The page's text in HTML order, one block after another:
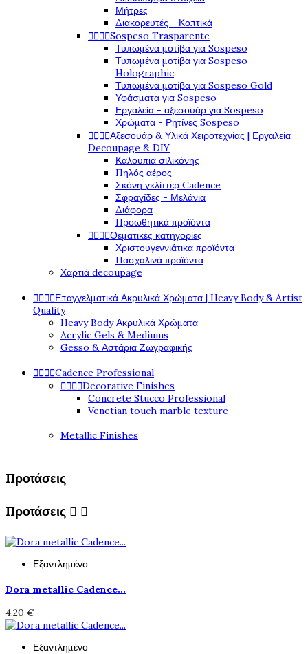
Μήτρες
Διακορευτές - Κοπτικά
Sospeso Trasparente
Τυπωμένα μοτίβα για Sospeso
Τυπωμένα μοτίβα για Sospeso
Holographic
Τυπωμένα μοτίβα για Sospeso Gold
Υφάσματα για Sospeso
Εργαλεία - αξεσουάρ για Sospeso
Χρώματα - Ρητίνες Sospeso
Αξεσουάρ & Υλικά Χειροτεχνίας | Εργαλεία
Decoupage & DIY
Καλούπια σιλικόνης
Πηλός αέρος
Σκόνη γκλίττερ Cadence
Σφραγίδες - Μελάνια
Διάφορα
Προωθητικά προϊόντα
Θεματικές κατηγορίες
Χριστουγεννιάτικα προϊόντα
Πασχαλινά προϊόντα
Χαρτιά decoupage
Επαγγελματικά Ακρυλικά Χρώματα | Heavy Body & Artist
Quality
Heavy Body Ακρυλικά Χρώματα
Acrylic Gels & Mediums
Gesso & Αστάρια Ζωγραφικής
Cadence Professional
Decorative Finishes
Concrete Stucco Professional
Venetian touch marble texture
Metallic Finishes
Προτάσεις
Προτάσεις  
Εξαντλημένο
Dora metallic Cadence...
4,20 €
Εξαντλημένο